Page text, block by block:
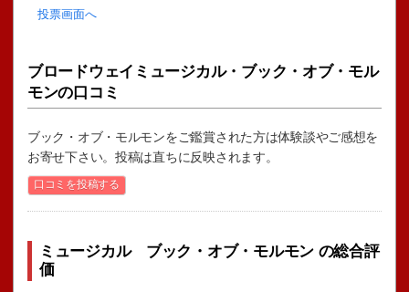
ブロードウェイミュージカル・ブック・オブ・モル
モンの口コミ
ブック・オブ・モルモンをご鑑賞された方は体験談やご感想を
お寄せ下さい。投稿は直ちに反映されます。
口コミを投稿する
ミュージカル ブック・オブ・モルモン の総合評
価